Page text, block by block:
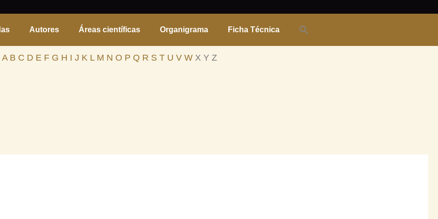
Autores Áreas científicas Organigrama Ficha Técnica
A B C D E F G H I J K L M N O P Q R S T U V W X Y Z